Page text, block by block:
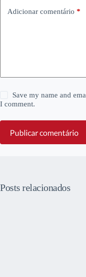
Adicionar comentário *
Save my name and
I comment.
Publicar comentário
Posts relacionados